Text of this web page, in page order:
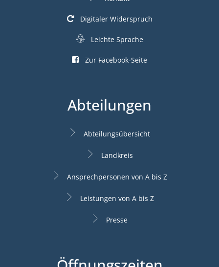
Digitaler Widerspruch
Leichte Sprache
Zur Facebook-Seite
Abteilungen
Abteilungsübersicht
Landkreis
Ansprechpersonen von A bis Z
Leistungen von A bis Z
Presse